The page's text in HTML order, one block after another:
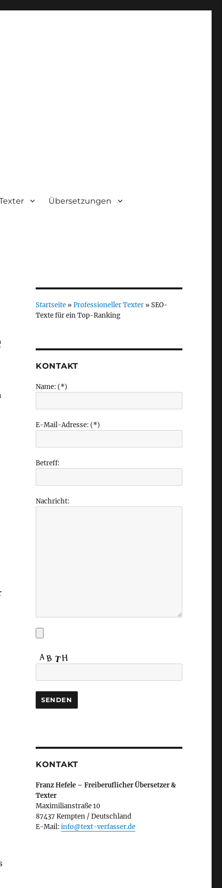
Übersetzungen
Startseite» Professioneller Texter» SEO-
Texte für ein Top-Ranking
KONTAKT
Name: (*)
E-Mail-Adresse: (*)
Betreff:
Nachricht:
KONTAKT
Franz Hefele – Freiberuflicher Übersetzer &
Texter
Maximilianstraße 10
87437 Kempten / Deutschland
E-Mail: info@text-verfasser.de